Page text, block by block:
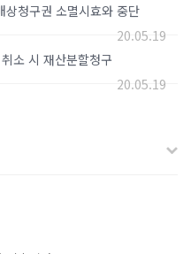
청구권 소멸시효와 중단
20.05.19
소 시 재산분할청구
20.05.19